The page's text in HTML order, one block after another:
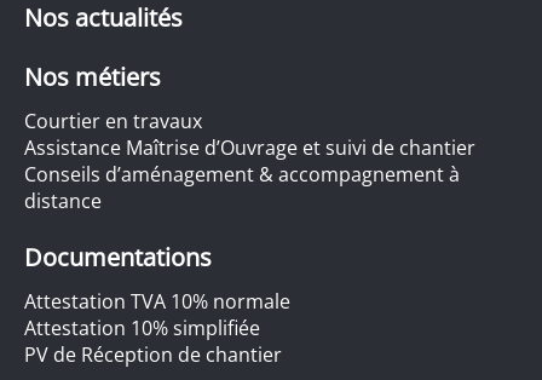
Nos actualités
Nos métiers
Courtier en travaux
Assistance Maîtrise d’Ouvrage et suivi de chantier
Conseils d’aménagement & accompagnement à
distance
Documentations
Attestation TVA 10% normale
Attestation 10% simplifiée
PV de Réception de chantier